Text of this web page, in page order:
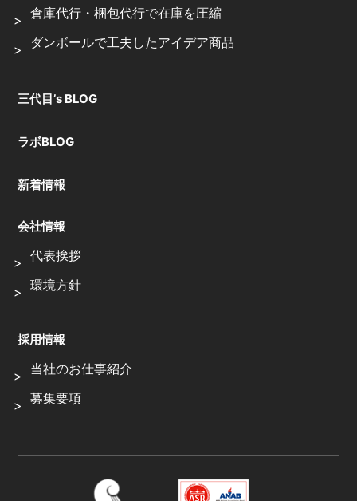
倉庫代行・梱包代行で在庫を圧縮
ダンボールで工夫したアイデア商品
三代目’s BLOG
ラボBLOG
新着情報
会社情報
代表挨拶
環境方針
採用情報
当社のお仕事紹介
募集要項